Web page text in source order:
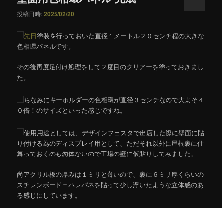
投稿日時:2025/02/20
先日塗装を行っておいた直径１メートル２０センチ程の大きな
色相環パネルです。
その後再度足付け処理をして２度目のクリアーを塗っておきまし
た。
ちなみにキーホルダーの色相環が直径３センチなので大よそ４
０倍！のサイズといった感じですね。
使用用途としては、デザインフェスタで出店した際に壁面に貼
り付ける為のディスプレイ用として、ただそれ以外に屋根裏に仕
舞っておくのも勿体ないので工場の壁に仮貼りしてみました。
尚アクリル板の厚みは１ミリと薄いので、裏に６ミリ厚くらいの
スチレンボード＝ハレパネを貼って少し浮いたような立体感のあ
る感じにしています。